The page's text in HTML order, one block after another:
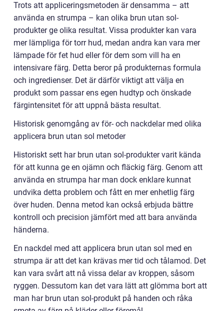
Trots att appliceringsmetoden är densamma – att
använda en strumpa – kan olika brun utan sol-
produkter ge olika resultat. Vissa produkter kan vara
mer lämpliga för torr hud, medan andra kan vara mer
lämpade för fet hud eller för dem som vill ha en
intensivare färg. Detta beror på produkternas formula
och ingredienser. Det är därför viktigt att välja en
produkt som passar ens egen hudtyp och önskade
färgintensitet för att uppnå bästa resultat.
Historisk genomgång av för- och nackdelar med olika
applicera brun utan sol metoder
Historiskt sett har brun utan sol-produkter varit kända
för att kunna ge en ojämn och fläckig färg. Genom att
använda en strumpa har man dock enklare kunnat
undvika detta problem och fått en mer enhetlig färg
över huden. Denna metod kan också erbjuda bättre
kontroll och precision jämfört med att bara använda
händerna.
En nackdel med att applicera brun utan sol med en
strumpa är att det kan krävas mer tid och tålamod. Det
kan vara svårt att nå vissa delar av kroppen, såsom
ryggen. Dessutom kan det vara lätt att glömma bort att
man har brun utan sol-produkt på handen och råka